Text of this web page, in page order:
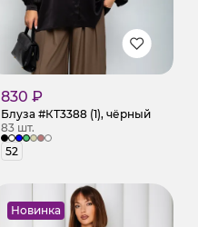
830 ₽
Блуза #КТ3388 (1), чёрный
83 шт.
52
Новинка